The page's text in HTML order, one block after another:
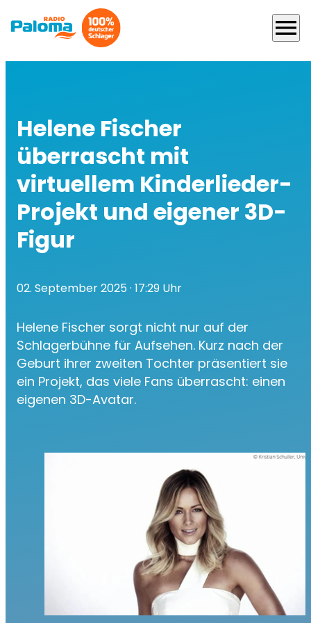
menu
Helene Fischer
überrascht mit
virtuellem Kinderlieder-
Projekt und eigener 3D-
Figur
02. September 2025 · 17:29 Uhr
Helene Fischer sorgt nicht nur auf der
Schlagerbühne für Aufsehen. Kurz nach der
Geburt ihrer zweiten Tochter präsentiert sie
ein Projekt, das viele Fans überrascht: einen
eigenen 3D-Avatar.